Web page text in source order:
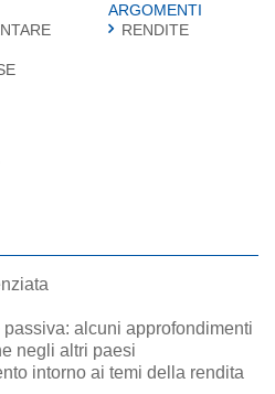
ARGOMENTI
RENDITE
alcuni approfondimenti
negli altri paesi
intorno ai temi della rendita